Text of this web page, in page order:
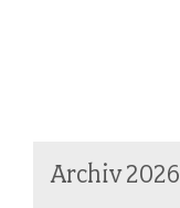
Archiv 2026